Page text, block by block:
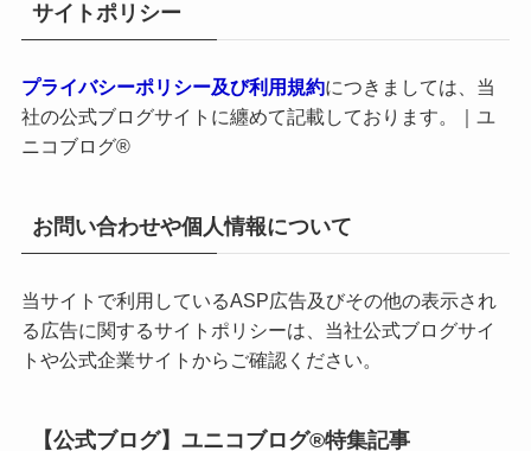
サイトポリシー
プライバシーポリシー及び利用規約につきましては、当
社の公式ブログサイトに纏めて記載しております。｜ユ
ニコブログ®
お問い合わせや個人情報について
当サイトで利用しているASP広告及びその他の表示され
る広告に関するサイトポリシーは、当社公式ブログサイ
トや公式企業サイトからご確認ください。
【公式ブログ】ユニコブログ®特集記事